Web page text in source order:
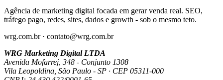
Agência de marketing digital focada em gerar venda real. SEO,
tráfego pago, redes, sites, dados e growth - sob o mesmo teto.
wrg.com.br · contato@wrg.com.br
WRG Marketing Digital LTDA
Avenida Mofarrej, 348 - Conjunto 1308
Vila Leopoldina, São Paulo - SP · CEP 05311-000